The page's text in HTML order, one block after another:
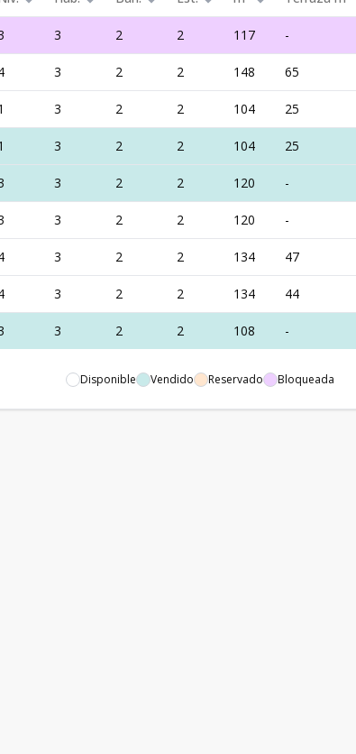
3 2 2 117 -
3 2 2 148 65
3 2 2 104 25
3 2 2 104 25
3 2 2 120 -
3 2 2 120 -
3 2 2 134 47
3 2 2 134 44
3 2 2 108 -
Disponible Vendido Reservado Bloqueada